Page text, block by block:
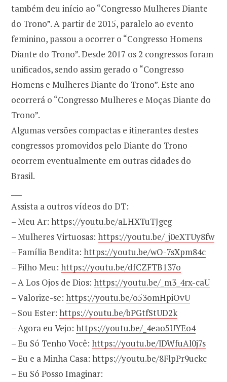
também deu início ao “Congresso Mulheres Diante
do Trono”. A partir de 2015, paralelo ao evento
feminino, passou a ocorrer o “Congresso Homens
Diante do Trono”. Desde 2017 os 2 congressos foram
unificados, sendo assim gerado o “Congresso
Homens e Mulheres Diante do Trono”. Este ano
ocorrerá o “Congresso Mulheres e Moças Diante do
Trono”.
Algumas versões compactas e itinerantes destes
congressos promovidos pelo Diante do Trono
ocorrem eventualmente em outras cidades do
Brasil.
Assista a outros vídeos do DT:
– Meu Ar: https://youtu.be/aLHXTuTJgcg
– Mulheres Virtuosas: https://youtu.be/_j0eXTUy8fw
– Família Bendita: https://youtu.be/wO-7sXpm84c
– Filho Meu: https://youtu.be/dfCZFTB137o
– A Los Ojos de Dios: https://youtu.be/_m3_4rx-caU
– Valorize-se: https://youtu.be/o53omHpiOvU
– Sou Ester: https://youtu.be/bPGtfStUD2k
– Agora eu Vejo: https://youtu.be/_4eao5UYEo4
– Eu Só Tenho Você: https://youtu.be/lDWfuAl0j7s
– Eu e a Minha Casa: https://youtu.be/8FlpPr9uckc
– Eu Só Posso Imaginar: